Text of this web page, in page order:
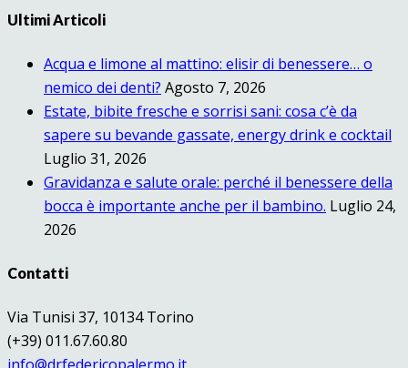
Ultimi Articoli
Acqua e limone al mattino: elisir di benessere… o
nemico dei denti? Agosto 7, 2026
Estate, bibite fresche e sorrisi sani: cosa c’è da
sapere su bevande gassate, energy drink e cocktail
Luglio 31, 2026
Gravidanza e salute orale: perché il benessere della
bocca è importante anche per il bambino. Luglio 24,
2026
Contatti
Via Tunisi 37, 10134 Torino
(+39) 011.67.60.80